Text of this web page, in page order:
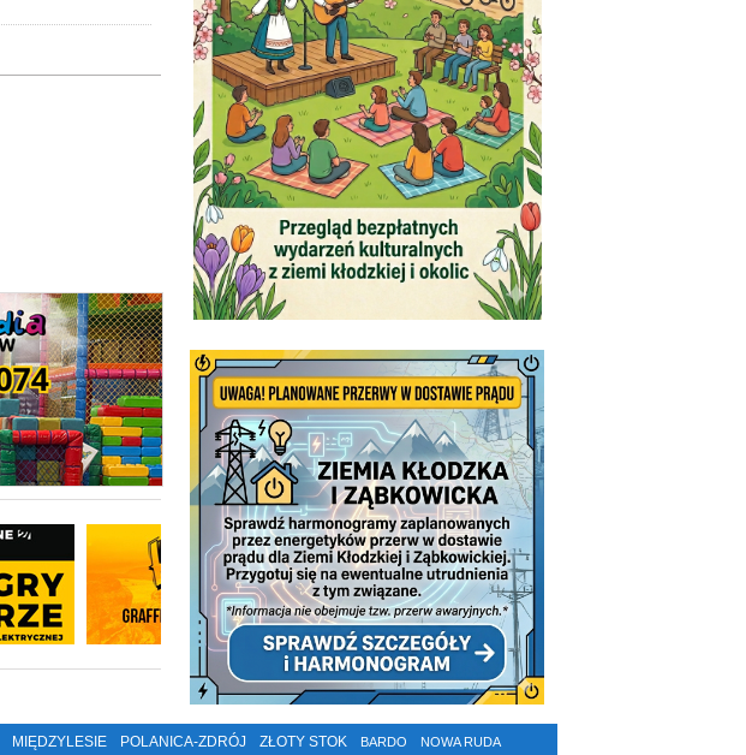
MIĘDZYLESIE POLANICA-ZDRÓJ ZŁOTY STOK BARDO NOWA RUDA